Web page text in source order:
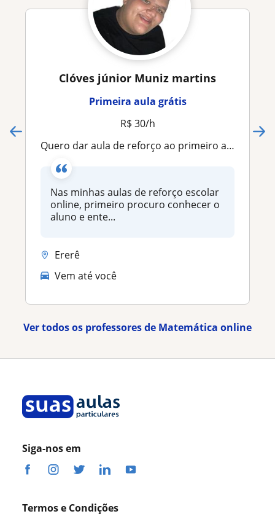
Clóves júnior Muniz martins
Primeira aula grátis
R$ 30/h
Quero dar aula de reforço ao primeiro ano até o quinto ano
Nas minhas aulas de reforço escolar
online, primeiro procuro conhecer o
aluno e ente...
Ererê
Vem até você
Ver todos os professores de Matemática online
Siga-nos em
Termos e Condições